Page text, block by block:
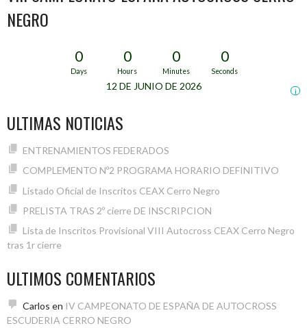
NEGRO
0
Days
0
Hours
0
Minutes
0
Seconds
12 DE JUNIO DE 2026 i
ULTIMAS NOTICIAS
ENTRENAMIENTOS FEDERADOS
COMPLEMENTO Nº2 PROGRAMA HORARIO DEFINITIVO
Listado Oficial de Inscritos CEAX Cerro Negro
PRELISTA TRAS 2º cierre DE INSCRIPCION
Lista de Inscritos Provisional VIII Autocross CEAX Cerro Negro
tras 1r cierre
ULTIMOS COMENTARIOS
Carlos en IV CAMPEONATO DE ESPAÑA DE AUTOCROSS
ESCUDERIA CERRO NEGRO